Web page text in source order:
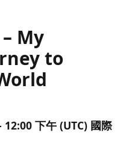
My
to
下午 (UTC) 國際